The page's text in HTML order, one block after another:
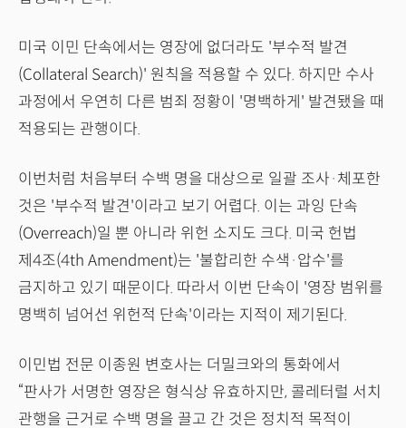
미국 이민 단속에서는 영장에 없더라도 '부수적 발견
(Collateral Search)' 원칙을 적용할 수 있다. 하지만 수사
과정에서 우연히 다른 범죄 정황이 '명백하게' 발견됐을 때
적용되는 관행이다.
이번처럼 처음부터 수백 명을 대상으로 일괄 조사·체포한
것은 '부수적 발견'이라고 보기 어렵다. 이는 과잉 단속
(Overreach)일 뿐 아니라 위헌 소지도 크다. 미국 헌법
제4조(4th Amendment)는 '불합리한 수색·압수'를
금지하고 있기 때문이다. 따라서 이번 단속이 '영장 범위를
명백히 넘어선 위헌적 단속'이라는 지적이 제기된다.
이민법 전문 이종원 변호사는 더밀크와의 통화에서
“판사가 서명한 영장은 형식상 유효하지만, 콜레터럴 서치
관행을 근거로 수백 명을 끌고 간 것은 정치적 목적이